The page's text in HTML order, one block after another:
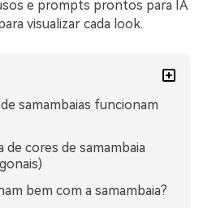
e prompts prontos para IA
visualizar cada look.
samambaias funcionam
de cores de samambaia
bem com a samambaia?